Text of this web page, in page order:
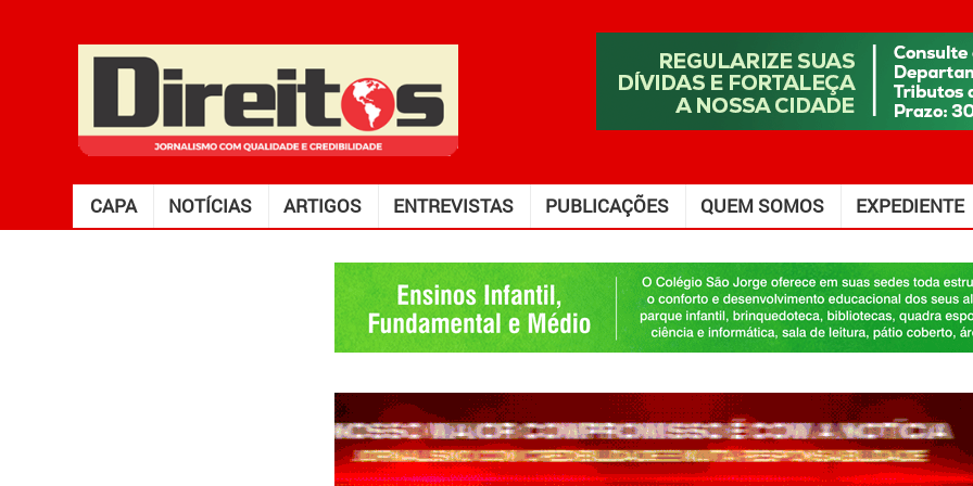
CAPA NOTÍCIAS ARTIGOS ENTREVISTAS PUBLICAÇÕES QUEM SOMOS EXPEDIENTE